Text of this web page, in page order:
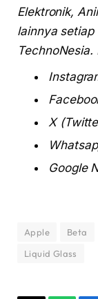
Elektronik,
lainnya setiap
X
Google
Apple Beta
Liquid Glass